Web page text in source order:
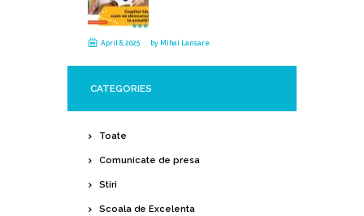
April 8, 2025 by Mihai Lansare
CATEGORIES
Toate
Comunicate de presa
Stiri
Scoala de Excelenta